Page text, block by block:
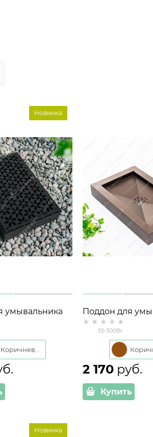
умывальника
30*20*5 см
Новинка
Поддон для
55-300 металл
55-300Br
2 170 руб.
Купить
Новинка